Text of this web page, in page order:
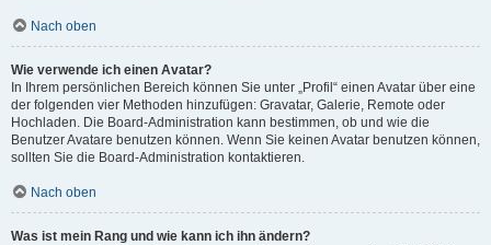
Nach oben
Wie verwende ich einen Avatar?
In Ihrem persönlichen Bereich können Sie unter „Profil“ einen Avatar über eine
der folgenden vier Methoden hinzufügen: Gravatar, Galerie, Remote oder
Hochladen. Die Board-Administration kann bestimmen, ob und wie die
Benutzer Avatare benutzen können. Wenn Sie keinen Avatar benutzen können,
sollten Sie die Board-Administration kontaktieren.
Nach oben
Was ist mein Rang und wie kann ich ihn ändern?